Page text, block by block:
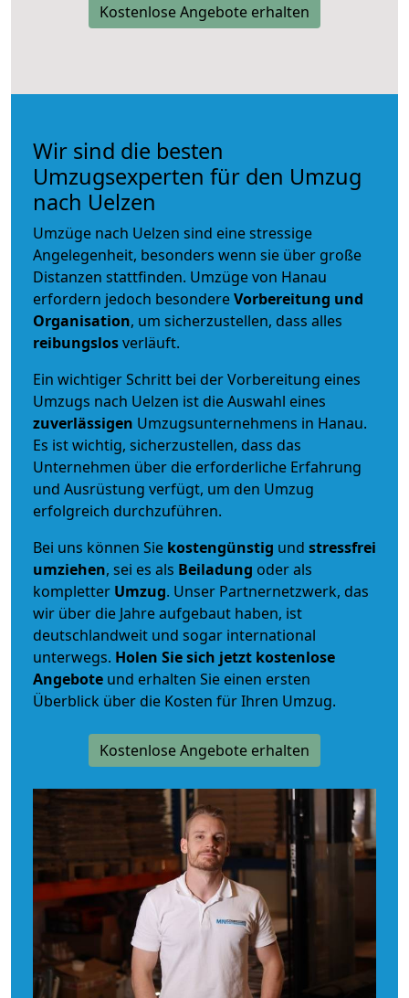
Kostenlose Angebote erhalten
Wir sind die besten
Umzugsexperten für den Umzug
nach Uelzen
Umzüge nach Uelzen sind eine stressige
Angelegenheit, besonders wenn sie über große
Distanzen stattfinden. Umzüge von Hanau
erfordern jedoch besondereVorbereitung und
Organisation, um sicherzustellen, dass alles
reibungslosverläuft.
Ein wichtiger Schritt bei der Vorbereitung eines
Umzugs nach Uelzen ist die Auswahl eines
zuverlässigen Umzugsunternehmens in Hanau.
Es ist wichtig, sicherzustellen, dass das
Unternehmen über die erforderliche Erfahrung
und Ausrüstung verfügt, um den Umzug
erfolgreich durchzuführen.
Bei uns können Sie kostengünstig und stressfrei
umziehen, sei es als Beiladung oder als
kompletter Umzug. Unser Partnernetzwerk, das
wir über die Jahre aufgebaut haben, ist
deutschlandweit und sogar international
unterwegs. Holen Sie sich jetzt kostenlose
Angebote und erhalten Sie einen ersten
Überblick über die Kosten für Ihren Umzug.
Kostenlose Angebote erhalten